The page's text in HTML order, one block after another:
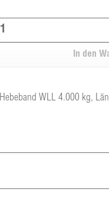
Hebeband WLL 4.000 kg,
In den